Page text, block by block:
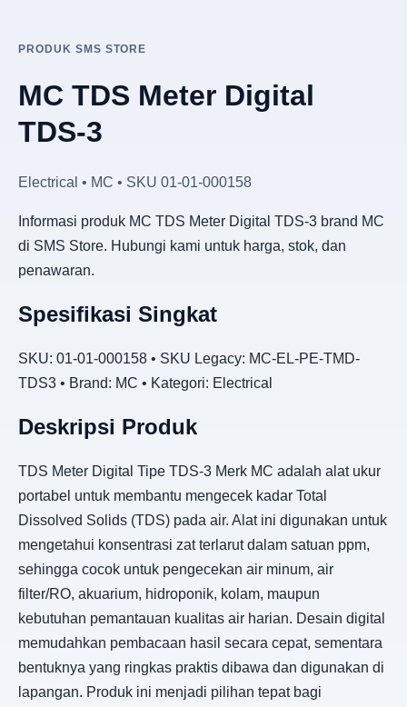
PRODUK SMS STORE
MC TDS Meter Digital
TDS-3
Electrical • MC • SKU 01-01-000158
Informasi produk MC TDS Meter Digital TDS-3 brand MC
di SMS Store. Hubungi kami untuk harga, stok, dan
penawaran.
Spesifikasi Singkat
SKU: 01-01-000158 • SKU Legacy: MC-EL-PE-TMD-
TDS3 • Brand: MC • Kategori: Electrical
Deskripsi Produk
TDS Meter Digital Tipe TDS-3 Merk MC adalah alat ukur
portabel untuk membantu mengecek kadar Total
Dissolved Solids (TDS) pada air. Alat ini digunakan untuk
mengetahui konsentrasi zat terlarut dalam satuan ppm,
sehingga cocok untuk pengecekan air minum, air
filter/RO, akuarium, hidroponik, kolam, maupun
kebutuhan pemantauan kualitas air harian. Desain digital
memudahkan pembacaan hasil secara cepat, sementara
bentuknya yang ringkas praktis dibawa dan digunakan di
lapangan. Produk ini menjadi pilihan tepat bagi